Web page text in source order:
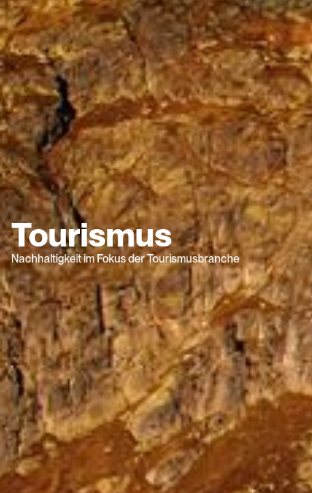
Tourismus
Nachhaltigkeit im Fokus der Tourismusbranche